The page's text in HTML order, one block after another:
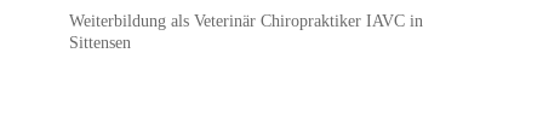
Weiterbildung als Veterinär Chiropraktiker IAVC in
Sittensen